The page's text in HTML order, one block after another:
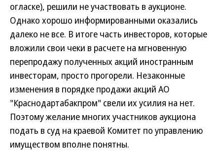
огласке), решили не участвовать в аукционе.
Однако хорошо информированными оказались
далеко не все. В итоге часть инвесторов, которые
вложили свои чеки в расчете на мгновенную
перепродажу полученных акций иностранным
инвесторам, просто прогорели. Незаконные
изменения в порядке продажи акций АО
"Краснодартабакпром" свели их усилия на нет.
Поэтому желание многих участников аукциона
подать в суд на краевой Комитет по управлению
имуществом вполне понятны.